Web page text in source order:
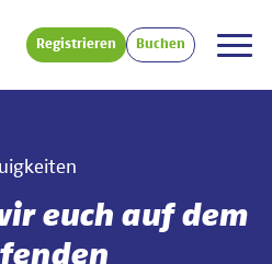
Registrieren Buchen
euch auf dem